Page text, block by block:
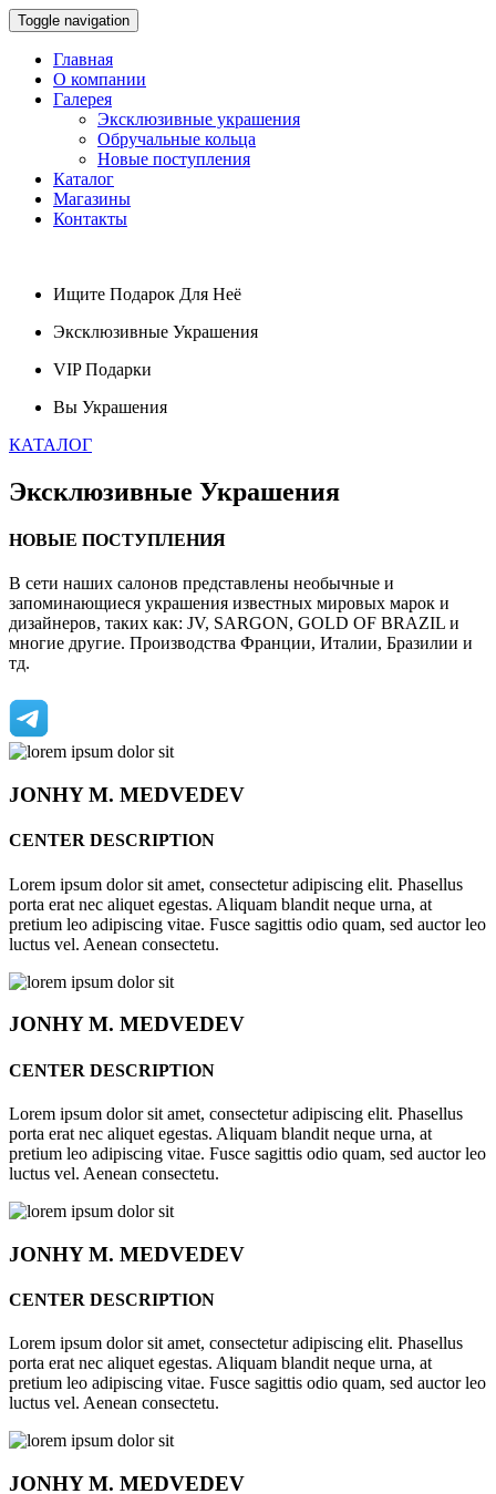
Toggle navigation
Главная
О компании
Галерея
Эксклюзивные украшения
Обручальные кольца
Новые поступления
Каталог
Магазины
Контакты
Ищите Подарок Для Неё
Эксклюзивные Украшения
VIPПодарки
Вы Украшения
КАТАЛОГ
Эксклюзивные Украшения
НОВЫЕ ПОСТУПЛЕНИЯ
В сети наших салонов представлены необычные и
запоминающиеся украшения известных мировых марок и
дизайнеров, таких как: JV, SARGON, GOLD OF BRAZIL и
многие другие. Производства Франции, Италии, Бразилии и
тд.
JONHYM. MEDVEDEV
CENTER DESCRIPTION
Lorem ipsum dolor sit amet, consectetur adipiscing elit. Phasellus
porta erat nec aliquet egestas. Aliquam blandit neque urna, at
pretium leo adipiscing vitae. Fusce sagittis odio quam, sed auctor leo
luctus vel. Aenean consectetu.
JONHYM. MEDVEDEV
CENTER DESCRIPTION
Lorem ipsum dolor sit amet, consectetur adipiscing elit. Phasellus
porta erat nec aliquet egestas. Aliquam blandit neque urna, at
pretium leo adipiscing vitae. Fusce sagittis odio quam, sed auctor leo
luctus vel. Aenean consectetu.
JONHYM. MEDVEDEV
CENTER DESCRIPTION
Lorem ipsum dolor sit amet, consectetur adipiscing elit. Phasellus
porta erat nec aliquet egestas. Aliquam blandit neque urna, at
pretium leo adipiscing vitae. Fusce sagittis odio quam, sed auctor leo
luctus vel. Aenean consectetu.
JONHYM. MEDVEDEV